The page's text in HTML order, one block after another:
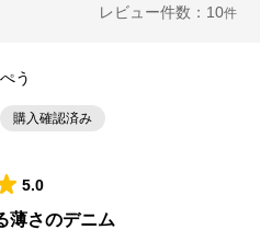
レビュー件数： 10件
ぺう
購入確認済み
5.0
薄さのデニム